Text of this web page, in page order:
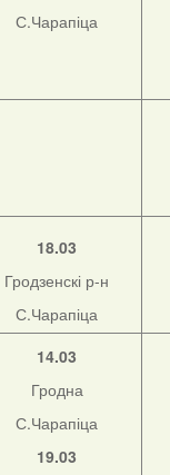
С.Чарапіца
18.03
Гродзенскі р-н
С.Чарапіца
14.03
Гродна
С.Чарапіца
19.03